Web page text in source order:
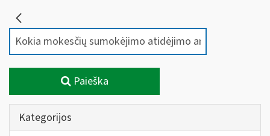
Paieška
Kategorijos